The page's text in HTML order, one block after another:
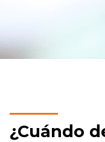
¿Cuándo